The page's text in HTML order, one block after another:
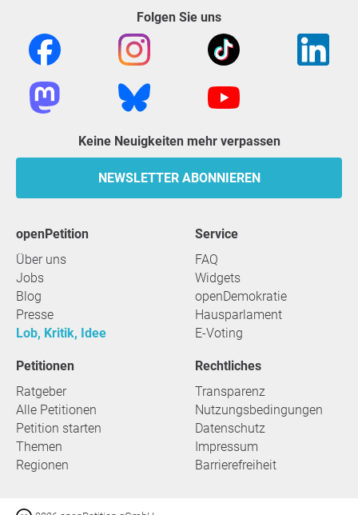
Folgen Sie uns
Keine Neuigkeiten mehr verpassen
NEWSLETTER ABONNIEREN
openPetition
Über uns
Jobs
Blog
Presse
Lob, Kritik, Idee
Service
FAQ
Widgets
openDemokratie
Hausparlament
E-Voting
Petitionen
Ratgeber
Alle Petitionen
Petition starten
Themen
Regionen
Rechtliches
Transparenz
Nutzungsbedingungen
Datenschutz
Impressum
Barrierefreiheit